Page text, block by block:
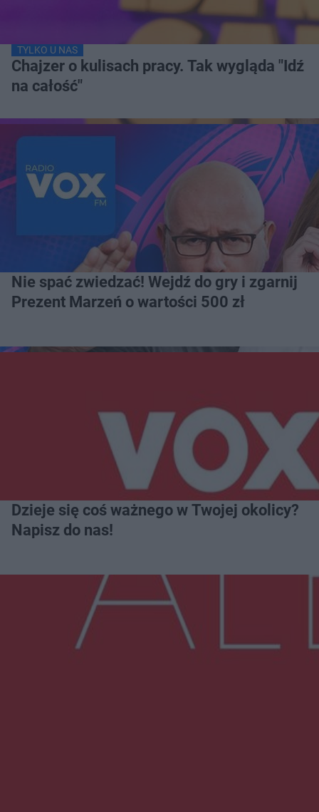
TYLKO U NAS
Chajzer o kulisach pracy. Tak wygląda "Idź
na całość"
Nie spać zwiedzać! Wejdź do gry i zgarnij
Prezent Marzeń o wartości 500 zł
Dzieje się coś ważnego w Twojej okolicy?
Napisz do nas!
Więcej